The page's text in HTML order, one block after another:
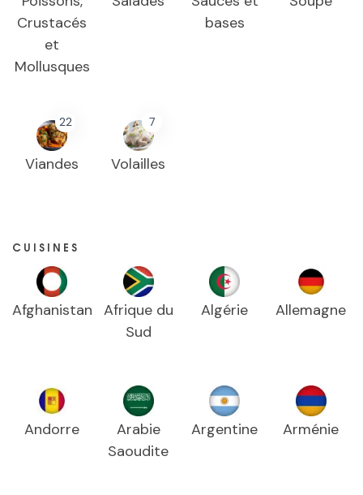
Crustacés
et
Mollusques
bases
22
Viandes
7
Volailles
CUISINES
Afghanistan
Afrique du
Sud
Algérie Allemagne
Andorre
Arabie
Saoudite
Argentine Arménie